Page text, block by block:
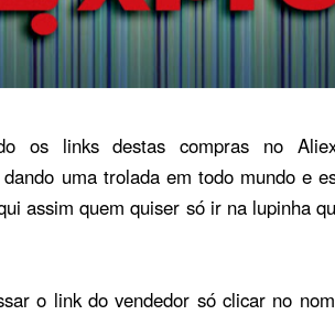
os links destas compras no
uma trolada em todo mundo e
assim quem quiser só ir na lupinha
o link do vendedor só clicar no